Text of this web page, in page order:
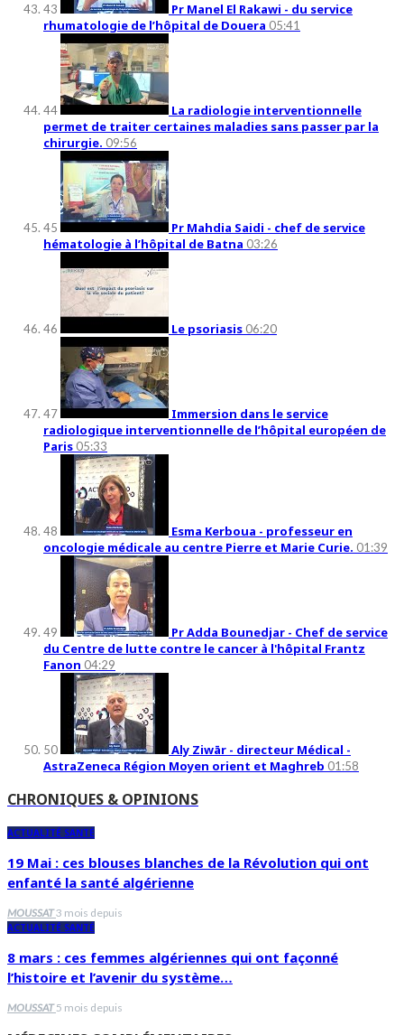
43
Pr Manel El Rakawi - du service
rhumatologie de l’hôpital de Douera 05:41
44
La radiologie interventionnelle
permet de traiter certaines maladies sans passer par la
chirurgie. 09:56
45
Pr Mahdia Saidi - chef de service
hématologie à l’hôpital de Batna 03:26
46 Le psoriasis 06:20
47
Immersion dans le service
radiologique interventionnelle de l’hôpital européen de
Paris 05:33
48
Esma Kerboua - professeur en
oncologie médicale au centre Pierre et Marie Curie. 01:39
49
Pr Adda Bounedjar - Chef de service
du Centre de lutte contre le cancer à l'hôpital Frantz
Fanon 04:29
50
Aly Ziwār - directeur Médical -
AstraZeneca Région Moyen orient et Maghreb 01:58
CHRONIQUES & OPINIONS
ACTUALITÉ SANTÉ
19 Mai : ces blouses blanches de la Révolution qui ont
enfanté la santé algérienne
MOUSSAT3 mois depuis
ACTUALITÉ SANTÉ
8 mars : ces femmes algériennes qui ont façonné
l’histoire et l’avenir du système…
MOUSSAT5 mois depuis